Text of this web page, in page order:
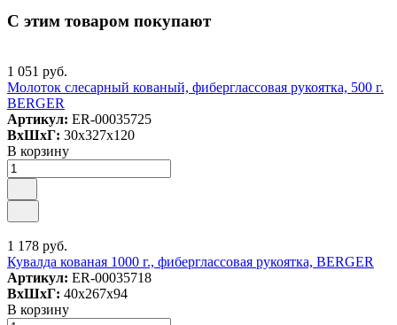
С этим товаром покупают
1 051 руб.
Молоток слесарный кованый, фиберглассовая рукоятка, 500 г.
BERGER
Артикул: ER-00035725
ВxШxГ: 30x327x120
В корзину
1 178 руб.
Кувалда кованая 1000 г., фиберглассовая рукоятка, BERGER
Артикул: ER-00035718
ВxШxГ: 40x267x94
В корзину